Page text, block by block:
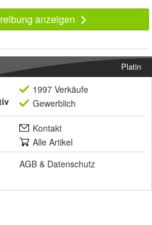
anzeigen
Platin
1997 Verkäufe
Gewerblich
Kontakt
Alle Artikel
AGB & Datenschutz